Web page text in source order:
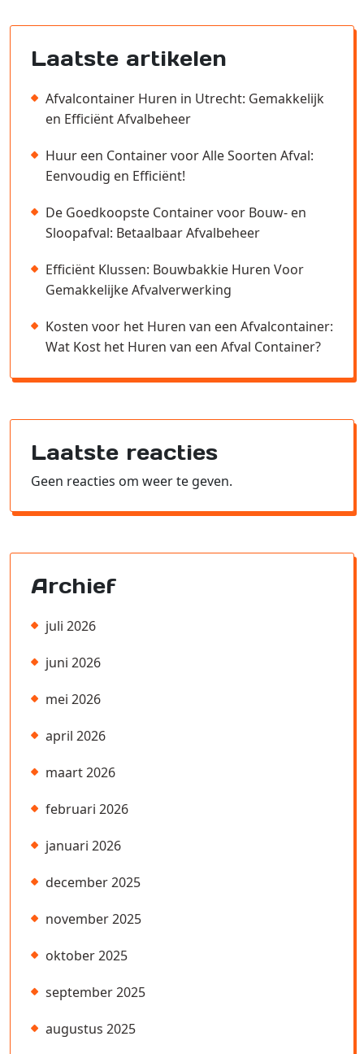
Laatste artikelen
Afvalcontainer Huren in Utrecht: Gemakkelijk
en Efficiënt Afvalbeheer
Huur een Container voor Alle Soorten Afval:
Eenvoudig en Efficiënt!
De Goedkoopste Container voor Bouw- en
Sloopafval: Betaalbaar Afvalbeheer
Efficiënt Klussen: Bouwbakkie Huren Voor
Gemakkelijke Afvalverwerking
Kosten voor het Huren van een Afvalcontainer:
Wat Kost het Huren van een Afval Container?
Laatste reacties
Geen reacties om weer te geven.
Archief
juli 2026
juni 2026
mei 2026
april 2026
maart 2026
februari 2026
januari 2026
december 2025
november 2025
oktober 2025
september 2025
augustus 2025